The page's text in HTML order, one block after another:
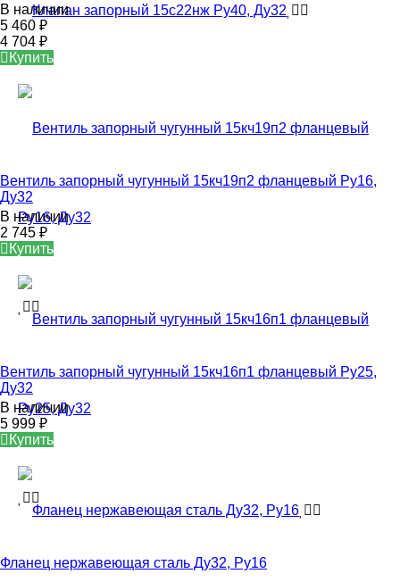
В наличии
5 460 ₽
4 704 ₽
Купить
Вентиль запорный чугунный 15кч19п2 фланцевый Ру16,
Ду32
В наличии
2 745 ₽
Купить
Вентиль запорный чугунный 15кч16п1 фланцевый Ру25,
Ду32
В наличии
5 999 ₽
Купить
Фланец нержавеющая сталь Ду32, Ру16